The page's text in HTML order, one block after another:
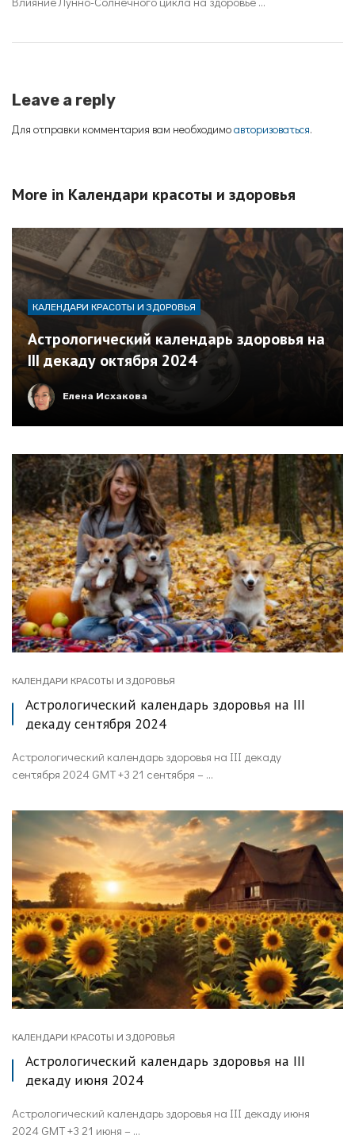
Leave a reply
Для отправки комментария вам необходимоавторизоваться.
More in Календари красоты и здоровья
КАЛЕНДАРИ КРАСОТЫ И ЗДОРОВЬЯ
Астрологический календарь здоровья на
III декаду октября 2024
Елена Исхакова
КАЛЕНДАРИ КРАСОТЫ И ЗДОРОВЬЯ
Астрологический календарь здоровья на III
декаду сентября 2024
Астрологический календарь здоровья на III декаду
сентября 2024 GMT +3 21 сентября – ...
КАЛЕНДАРИ КРАСОТЫ И ЗДОРОВЬЯ
Астрологический календарь здоровья на III
декаду июня 2024
Астрологический календарь здоровья на III декаду июня
2024 GMT +3 21 июня – ...